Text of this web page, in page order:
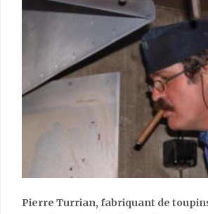
Pierre Turrian, fabriquant de